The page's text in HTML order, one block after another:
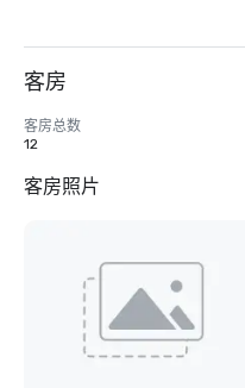
客房
客房总数
12
客房照片